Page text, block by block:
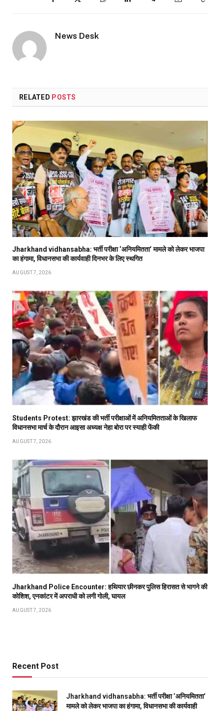
News Desk
RELATED POSTS
Jharkhand vidhansabha: भर्ती परीक्षा ‘अनियमितता’ मामले को लेकर भाजपा
का हंगामा, विधानसभा की कार्यवाही दिनभर के लिए स्थगित
AUGUST 7, 2026
Students Protest: झारखंड की भर्ती परीक्षाओं में अनियमितताओं के खिलाफ
विधानसभा मार्च के दौरान आइसा अध्यक्ष नेहा बोरा पर स्याही फेंकी
AUGUST 7, 2026
Jharkhand Police Encounter: हथियार छीनकर पुलिस हिरासत से भागने की
कोशिश, एनकांटर में अपराधी को लगी गोली, घायल
AUGUST 7, 2026
Recent Post
Jharkhand vidhansabha: भर्ती परीक्षा ‘अनियमितता’
मामले को लेकर भाजपा का हंगामा, विधानसभा की कार्यवाही